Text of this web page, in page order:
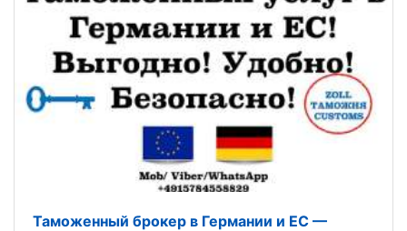
Таможенный брокер в Германии и ЕС —